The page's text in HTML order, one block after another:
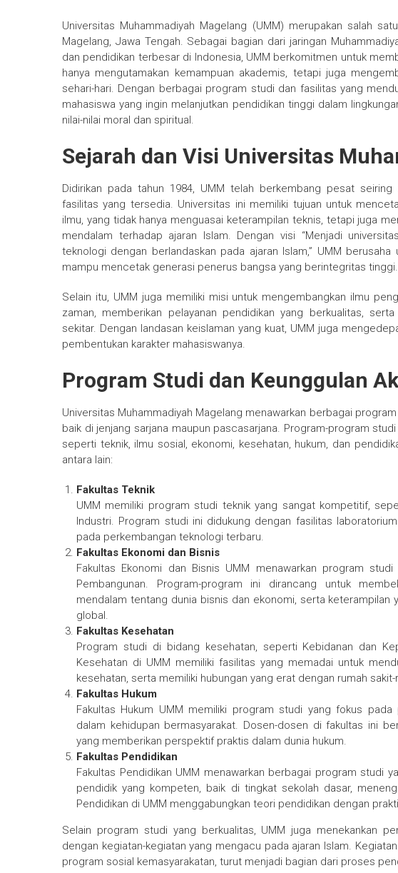
Universitas Muhammadiyah Magelang (UMM) merupakan salah
Magelang, Jawa Tengah. Sebagai bagian dari jaringan
dan pendidikan terbesar di Indonesia, UMM berkomitmen untuk
hanya mengutamakan kemampuan akademis, tetapi juga
sehari-hari. Dengan berbagai program studi dan fasilitas yang
mahasiswa yang ingin melanjutkan pendidikan tinggi dalam
nilai-nilai moral dan spiritual.
Sejarah dan Visi Universitas
Didirikan pada tahun 1984, UMM telah berkembang pesat
fasilitas yang tersedia. Universitas ini memiliki tujuan untuk
ilmu, yang tidak hanya menguasai keterampilan teknis, tetapi juga
mendalam terhadap ajaran Islam. Dengan visi “Menjadi
teknologi dengan berlandaskan pada ajaran Islam,” UMM
mampu mencetak generasi penerus bangsa yang berintegritas tinggi.
Selain itu, UMM juga memiliki misi untuk mengembangkan ilmu
zaman, memberikan pelayanan pendidikan yang berkualitas,
sekitar. Dengan landasan keislaman yang kuat, UMM juga
pembentukan karakter mahasiswanya.
Program Studi dan Keunggulan
Universitas Muhammadiyah Magelang menawarkan berbagai
baik di jenjang sarjana maupun pascasarjana. Program-program
seperti teknik, ilmu sosial, ekonomi, kesehatan, hukum, dan
antara lain:
Fakultas Teknik
UMM memiliki program studi teknik yang sangat kompetitif,
Industri. Program studi ini didukung dengan fasilitas
pada perkembangan teknologi terbaru.
Fakultas Ekonomi dan Bisnis
Fakultas Ekonomi dan Bisnis UMM menawarkan program
Pembangunan. Program-program ini dirancang untuk
mendalam tentang dunia bisnis dan ekonomi, serta
global.
Fakultas Kesehatan
Program studi di bidang kesehatan, seperti Kebidanan dan
Kesehatan di UMM memiliki fasilitas yang memadai untuk
kesehatan, serta memiliki hubungan yang erat dengan rumah
Fakultas Hukum
Fakultas Hukum UMM memiliki program studi yang fokus
dalam kehidupan bermasyarakat. Dosen-dosen di fakultas ini
yang memberikan perspektif praktis dalam dunia hukum.
Fakultas Pendidikan
Fakultas Pendidikan UMM menawarkan berbagai program studi
pendidik yang kompeten, baik di tingkat sekolah dasar,
Pendidikan di UMM menggabungkan teori pendidikan dengan
Selain program studi yang berkualitas, UMM juga menekankan
dengan kegiatan-kegiatan yang mengacu pada ajaran Islam.
program sosial kemasyarakatan, turut menjadi bagian dari proses